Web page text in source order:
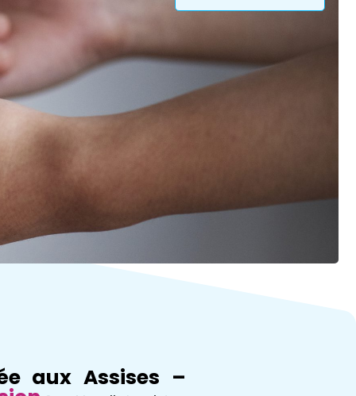
aux Assises –